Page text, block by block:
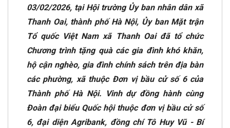
03/02/2026, tại Hội trường Ủy ban nhân dân xã
Thanh Oai, thành phố Hà Nội, Ủy ban Mặt trận
Tổ quốc Việt Nam xã Thanh Oai đã tổ chức
Chương trình tặng quà các gia đình khó khăn,
hộ cận nghèo, gia đình chính sách trên địa bàn
các phường, xã thuộc Đơn vị bầu cử số 6 của
Thành phố Hà Nội. Vinh dự đồng hành cùng
Đoàn đại biểu Quốc hội thuộc đơn vị bầu cử số
6, đại diện Agribank, đồng chí Tô Huy Vũ - Bí